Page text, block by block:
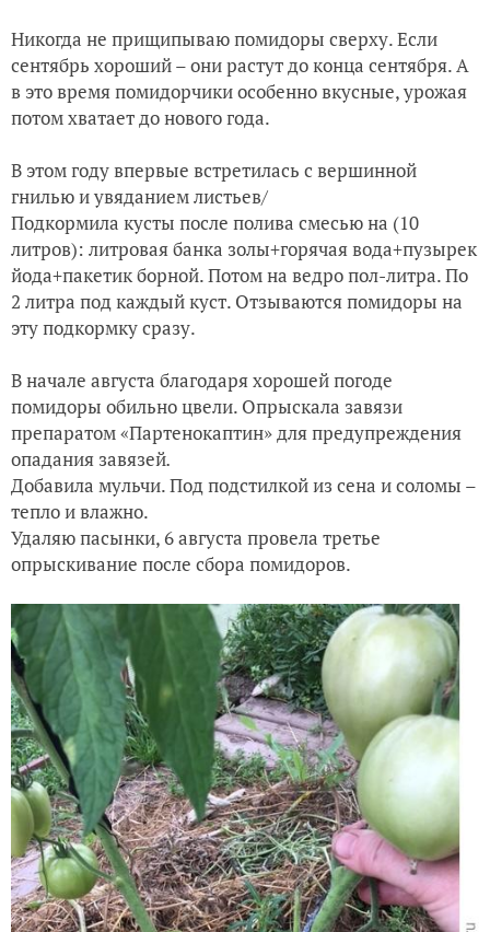
Никогда не прищипываю помидоры сверху. Если
сентябрь хороший – они растут до конца сентября. А
в это время помидорчики особенно вкусные, урожая
потом хватает до нового года.
В этом году впервые встретилась с вершинной
гнилью и увяданием листьев/
Подкормила кусты после полива смесью на (10
литров): литровая банка золы+горячая вода+пузырек
йода+пакетик борной. Потом на ведро пол-литра. По
2 литра под каждый куст. Отзываются помидоры на
эту подкормку сразу.
В начале августа благодаря хорошей погоде
помидоры обильно цвели. Опрыскала завязи
препаратом «Партенокаптин» для предупреждения
опадания завязей.
Добавила мульчи. Под подстилкой из сена и соломы –
тепло и влажно.
Удаляю пасынки, 6 августа провела третье
опрыскивание после сбора помидоров.